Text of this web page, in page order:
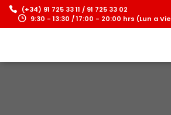
(+34) 91 725 33 11 / 91 725 33 02
9:30 - 13:30 / 17:00 - 20:00 hrs (Lun a